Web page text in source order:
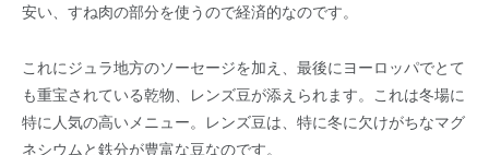
安い、すね肉の部分を使うので経済的なのです。
これにジュラ地方のソーセージを加え、最後にヨーロッパでとて
も重宝されている乾物、レンズ豆が添えられます。これは冬場に
特に人気の高いメニュー。レンズ豆は、特に冬に欠けがちなマグ
ネシウムと鉄分が豊富な豆なのです。